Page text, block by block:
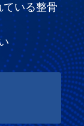
ている整骨